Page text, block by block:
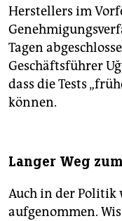
Herstellers im
Tagen
Geschäftsführer
dass die Tests
können.
Langer Weg
Auch in der Politik
aufgenommen.